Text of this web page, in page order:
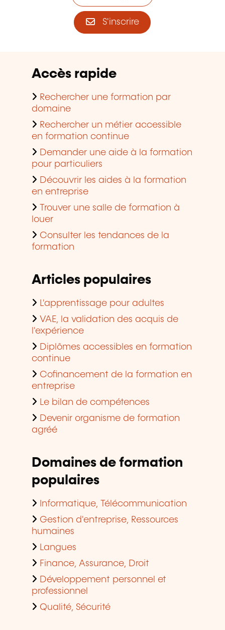
S'inscrire
Accès rapide
Rechercher une formation par
domaine
Rechercher un métier accessible
en formation continue
Demander une aide à la formation
pour particuliers
Découvrir les aides à la formation
en entreprise
Trouver une salle de formation à
louer
Consulter les tendances de la
formation
Articles populaires
L'apprentissage pour adultes
VAE, la validation des acquis de
l'expérience
Diplômes accessibles en formation
continue
Cofinancement de la formation en
entreprise
Le bilan de compétences
Devenir organisme de formation
agréé
Domaines de formation
populaires
Informatique, Télécommunication
Gestion d'entreprise, Ressources
humaines
Langues
Finance, Assurance, Droit
Développement personnel et
professionnel
Qualité, Sécurité